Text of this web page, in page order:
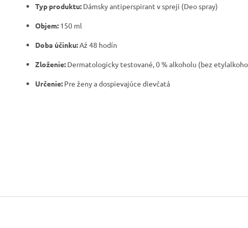
Typ produktu: Dámsky antiperspirant v spreji (Deo spray)
Objem: 150 ml
Doba účinku:Až 48 hodín
Zloženie: Dermatologicky testované, 0 % alkoholu (bez
Určenie: Pre ženy a dospievajúce dievčatá